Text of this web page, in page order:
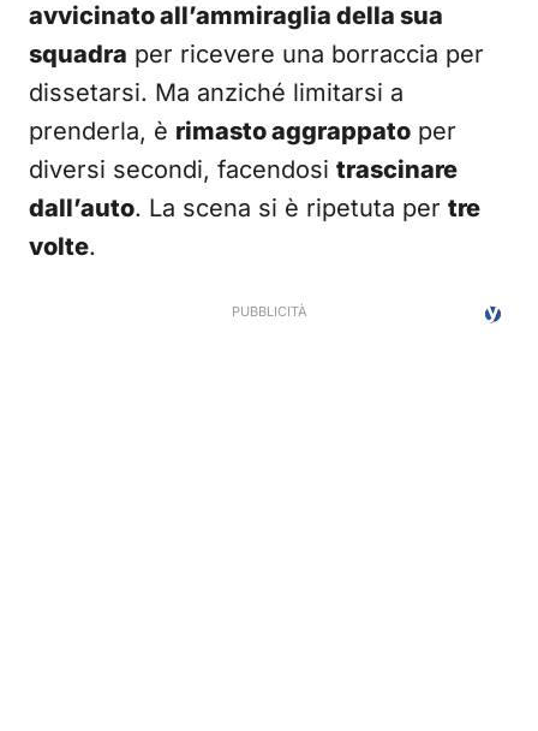
avvicinato all’ammiraglia della sua
squadra per ricevere una borraccia per
dissetarsi. Ma anziché limitarsi a
prenderla, è rimasto aggrappato per
diversi secondi, facendosi trascinare
dall’auto. La scena si è ripetuta per tre
volte.